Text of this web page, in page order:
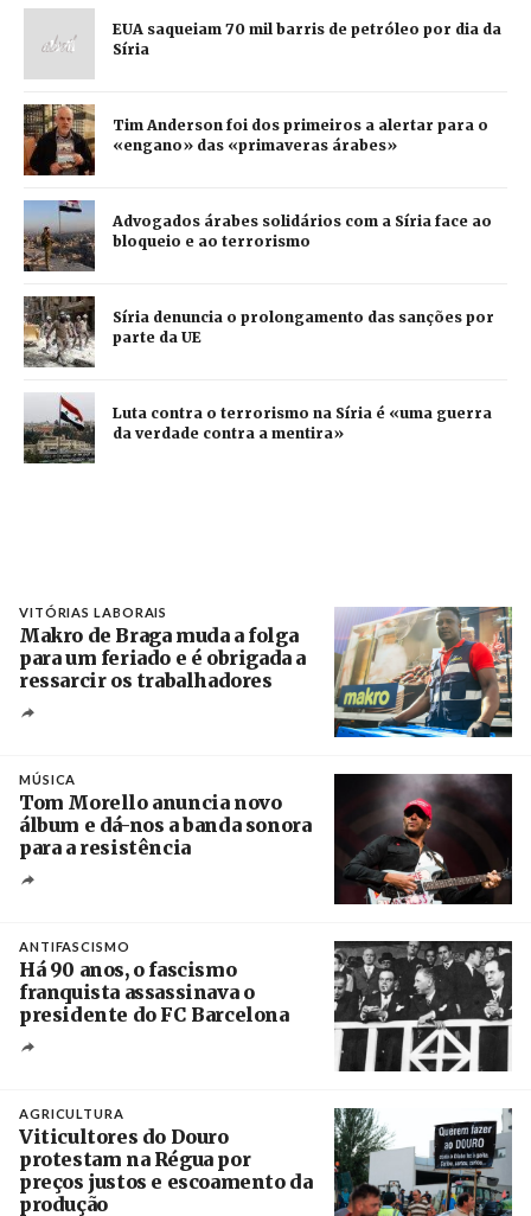
EUA saqueiam 70 mil barris de petróleo por dia da
Síria
Tim Anderson foi dos primeiros a alertar para o
«engano» das «primaveras árabes»
Advogados árabes solidários com a Síria face ao
bloqueio e ao terrorismo
Síria denuncia o prolongamento das sanções por
parte da UE
Luta contra o terrorismo na Síria é «uma guerra
da verdade contra a mentira»
VITÓRIAS LABORAIS
Makro de Braga muda a folga
para um feriado e é obrigada a
ressarcir os trabalhadores
MÚSICA
Tom Morello anuncia novo
álbum e dá-nos a banda sonora
para a resistência
ANTIFASCISMO
Há 90 anos, o fascismo
franquista assassinava o
presidente do FC Barcelona
AGRICULTURA
Viticultores do Douro
protestam na Régua por
preços justos e escoamento da
produção